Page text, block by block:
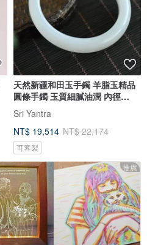
天然新疆和田玉手鐲 羊脂玉精品
圓條手鐲 玉質細膩油潤 內徑
57mm
Sri Yantra
NT$ 19,514 NT$ 22,174
可客製
推廣